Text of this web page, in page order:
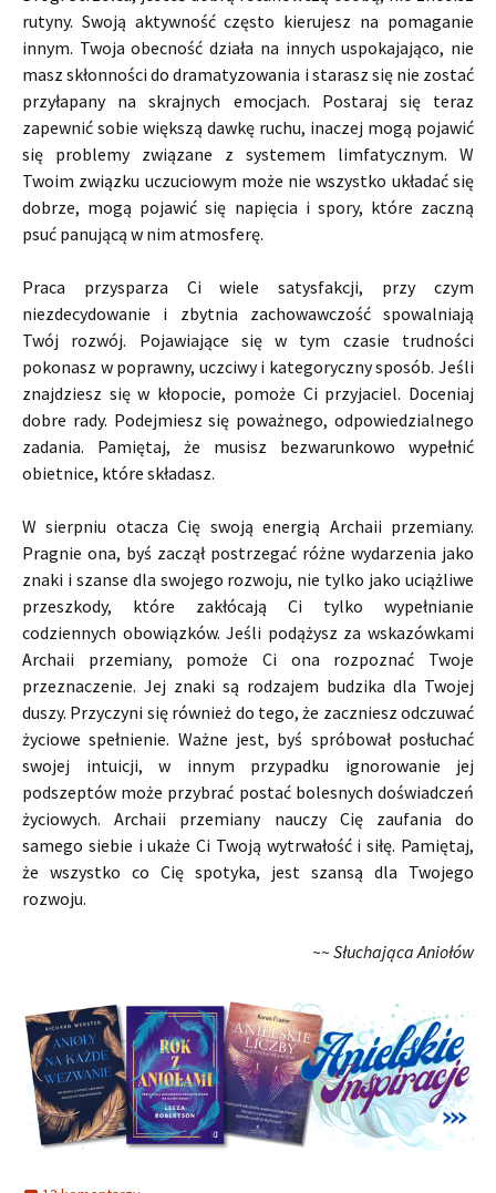
rutyny. Swoją aktywność często kierujesz na pomaganie
innym. Twoja obecność działa na innych uspokajająco, nie
masz skłonności do dramatyzowania i starasz się nie zostać
przyłapany na skrajnych emocjach. Postaraj się teraz
zapewnić sobie większą dawkę ruchu, inaczej mogą pojawić
się problemy związane z systemem limfatycznym. W
Twoim związku uczuciowym może nie wszystko układać się
dobrze, mogą pojawić się napięcia i spory, które zaczną
psuć panującą w nim atmosferę.
Praca przysparza Ci wiele satysfakcji, przy czym
niezdecydowanie i zbytnia zachowawczość spowalniają
Twój rozwój. Pojawiające się w tym czasie trudności
pokonasz w poprawny, uczciwy i kategoryczny sposób. Jeśli
znajdziesz się w kłopocie, pomoże Ci przyjaciel. Doceniaj
dobre rady. Podejmiesz się poważnego, odpowiedzialnego
zadania. Pamiętaj, że musisz bezwarunkowo wypełnić
obietnice, które składasz.
W sierpniu otacza Cię swoją energią Archaii przemiany.
Pragnie ona, byś zaczął postrzegać różne wydarzenia jako
znaki i szanse dla swojego rozwoju, nie tylko jako uciążliwe
przeszkody, które zakłócają Ci tylko wypełnianie
codziennych obowiązków. Jeśli podążysz za wskazówkami
Archaii przemiany, pomoże Ci ona rozpoznać Twoje
przeznaczenie. Jej znaki są rodzajem budzika dla Twojej
duszy. Przyczyni się również do tego, że zaczniesz odczuwać
życiowe spełnienie. Ważne jest, byś spróbował posłuchać
swojej intuicji, w innym przypadku ignorowanie jej
podszeptów może przybrać postać bolesnych doświadczeń
życiowych. Archaii przemiany nauczy Cię zaufania do
samego siebie i ukaże Ci Twoją wytrwałość i siłę. Pamiętaj,
że wszystko co Cię spotyka, jest szansą dla Twojego
rozwoju.
~~ Słuchająca Aniołów